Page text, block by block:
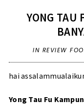
YONG TAU
IN REVIEW
hai
Yong Tau Fu